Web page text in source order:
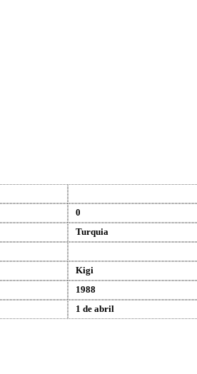
0
Turquia
Kigi
1988
1 de abril